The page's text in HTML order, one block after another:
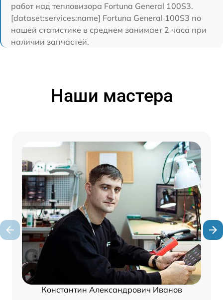
работ над тепловизора Fortuna General 100S3.
[dataset:services:name] Fortuna General 100S3 по
нашей статистике в среднем занимает 2 часа при
наличии запчастей.
Наши мастера
Константин Александрович Иванов